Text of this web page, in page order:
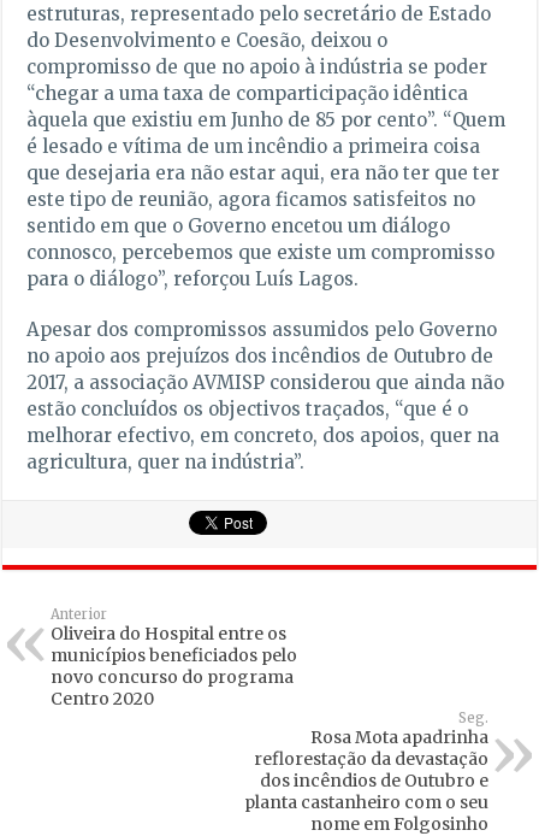
estruturas, representado pelo secretário de Estado
do Desenvolvimento e Coesão, deixou o
compromisso de que no apoio à indústria se poder
“chegar a uma taxa de comparticipação idêntica
àquela que existiu em Junho de 85 por cento”. “Quem
é lesado e vítima de um incêndio a primeira coisa
que desejaria era não estar aqui, era não ter que ter
este tipo de reunião, agora ficamos satisfeitos no
sentido em que o Governo encetou um diálogo
connosco, percebemos que existe um compromisso
para o diálogo”, reforçou Luís Lagos.
Apesar dos compromissos assumidos pelo Governo
no apoio aos prejuízos dos incêndios de Outubro de
2017, a associação AVMISP considerou que ainda não
estão concluídos os objectivos traçados, “que é o
melhorar efectivo, em concreto, dos apoios, quer na
agricultura, quer na indústria”.
Anterior
Oliveira do Hospital entre os
municípios beneficiados pelo
novo concurso do programa
Centro 2020
Seg.
Rosa Mota apadrinha
reflorestação da devastação
dos incêndios de Outubro e
planta castanheiro com o seu
nome em Folgosinho